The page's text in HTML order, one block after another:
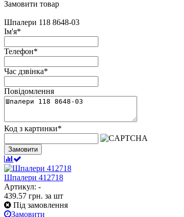
Замовити товар
Шпалери 118 8648-03
Ім'я*
Телефон*
Час дзвінка*
Повідомлення
Код з картинки*
Замовити
Шпалери 412718
Артикул: -
439.57 грн. за шт
Під замовлення
Замовити